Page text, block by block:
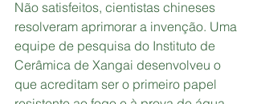
Não satisfeitos, cientistas chineses
resolveram aprimorar a invenção. Uma
equipe de pesquisa do Instituto de
Cerâmica de Xangai desenvolveu o
que acreditam ser o primeiro papel